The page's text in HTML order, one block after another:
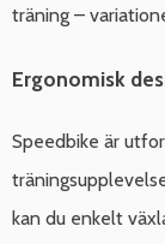
träning –
Ergonomisk
Speedbike är
kan du enkelt